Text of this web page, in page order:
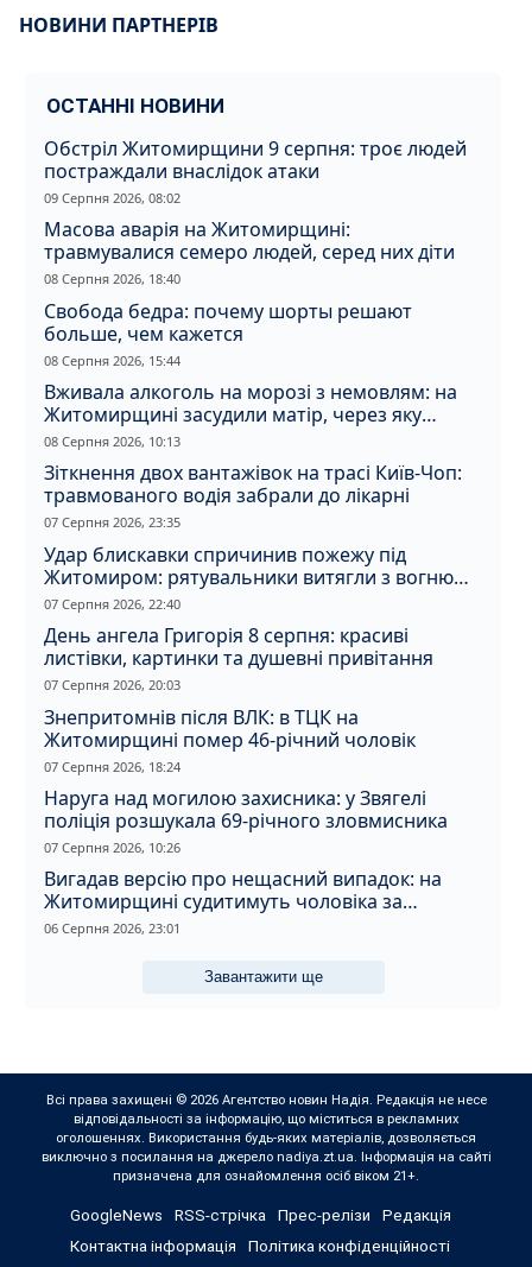
НОВИНИ ПАРТНЕРІВ
ОСТАННІ НОВИНИ
Обстріл Житомирщини 9 серпня: троє людей
постраждали внаслідок атаки
09 Серпня 2026, 08:02
Масова аварія на Житомирщині:
травмувалися семеро людей, серед них діти
08 Серпня 2026, 18:40
Свобода бедра: почему шорты решают
больше, чем кажется
08 Серпня 2026, 15:44
Вживала алкоголь на морозі з немовлям: на
Житомирщині засудили матір, через яку
дитина отримала обмороження
08 Серпня 2026, 10:13
Зіткнення двох вантажівок на трасі Київ-Чоп:
травмованого водія забрали до лікарні
07 Серпня 2026, 23:35
Удар блискавки спричинив пожежу під
Житомиром: рятувальники витягли з вогню
кота
07 Серпня 2026, 22:40
День ангела Григорія 8 серпня: красиві
листівки, картинки та душевні привітання
07 Серпня 2026, 20:03
Знепритомнів після ВЛК: в ТЦК на
Житомирщині помер 46-річний чоловік
07 Серпня 2026, 18:24
Наруга над могилою захисника: у Звягелі
поліція розшукала 69-річного зловмисника
07 Серпня 2026, 10:26
Вигадав версію про нещасний випадок: на
Житомирщині судитимуть чоловіка за
вбивство співмешканки
06 Серпня 2026, 23:01
Завантажити ще
Всі права захищені © 2026 Агентство новин Надія. Редакція не несе
відповідальності за інформацію, що міститься в рекламних
оголошеннях. Використання будь-яких матеріалів, дозволяється
виключно з посилання на джерело nadiya.zt.ua. Інформація на сайті
призначена для ознайомлення осіб віком 21+.
GoogleNews RSS-стрічка Прес-релізи
Редакція
Контактна інформація
Політика конфіденційності